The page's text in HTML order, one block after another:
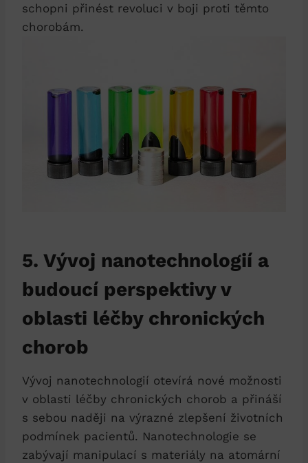
schopni přinést revoluci v boji proti těmto
chorobám.
5. Vývoj nanotechnologií a
budoucí perspektivy v
oblasti léčby chronických
chorob
Vývoj nanotechnologií otevírá nové možnosti
v oblasti léčby chronických chorob a přináší
s sebou naději na výrazné zlepšení životních
podmínek pacientů. Nanotechnologie se
zabývají manipulací s materiály na atomární